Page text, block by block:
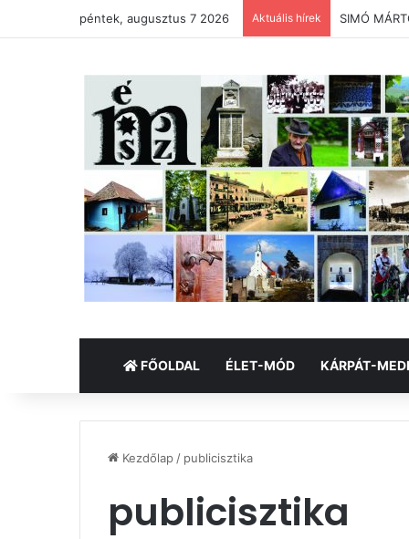
péntek, augusztus 7 2026 Aktuális hírek SIMÓ
FŐOLDAL ÉLET-MÓD KÁRPÁT-
Kezdőlap / publicisztika
publicisztika